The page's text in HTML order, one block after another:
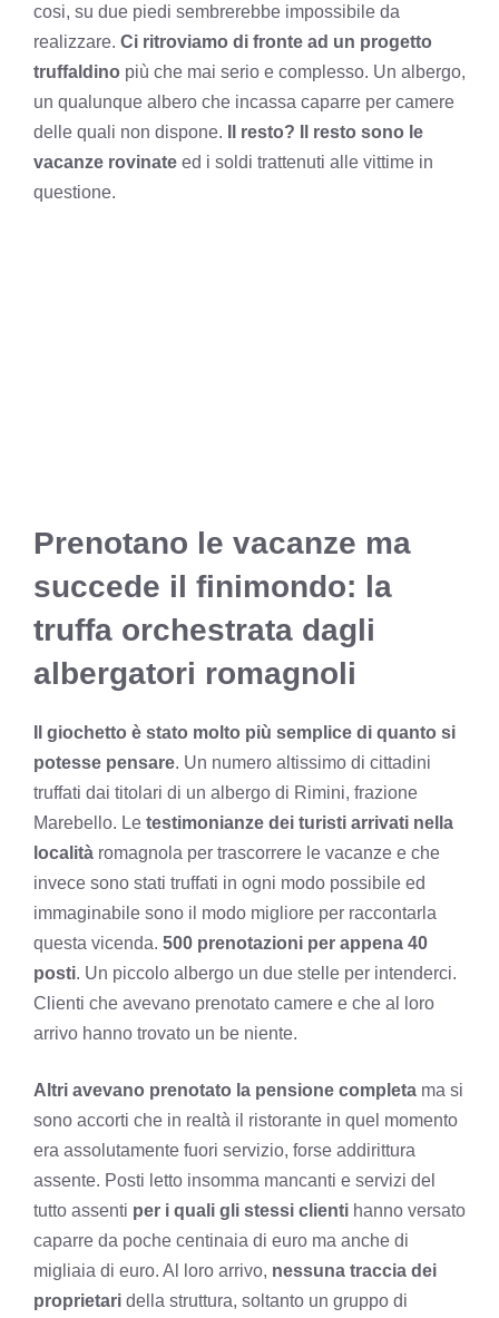
cosi, su due piedi sembrerebbe impossibile da
realizzare. Ci ritroviamo di fronte ad un progetto
truffaldino più che mai serio e complesso. Un albergo,
un qualunque albero che incassa caparre per camere
delle quali non dispone.
Il resto? Il resto sono le
vacanze rovinate ed i soldi trattenuti alle vittime in
questione.
Prenotano le vacanze ma
succede il finimondo: la
truffa orchestrata dagli
albergatori romagnoli
Il giochetto è stato molto più semplice di quanto si
potesse pensare. Un numero altissimo di cittadini
truffati dai titolari di un albergo di Rimini, frazione
Marebello. Le testimonianze dei turisti arrivati nella
località romagnola per trascorrere le vacanze e che
invece sono stati truffati in ogni modo possibile ed
immaginabile sono il modo migliore per raccontarla
questa vicenda. 500 prenotazioni per appena 40
posti. Un piccolo albergo un due stelle per intenderci.
Clienti che avevano prenotato camere e che al loro
arrivo hanno trovato un be niente.
Altri avevano prenotato la pensione completa ma si
sono accorti che in realtà il ristorante in quel momento
era assolutamente fuori servizio, forse addirittura
assente. Posti letto insomma mancanti e servizi del
tutto assenti per i quali gli stessi clienti hanno versato
caparre da poche centinaia di euro ma anche di
migliaia di euro. Al loro arrivo, nessuna traccia dei
proprietari della struttura, soltanto un gruppo di